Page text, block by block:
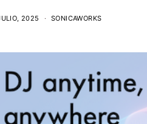
2025 SONICAWORKS